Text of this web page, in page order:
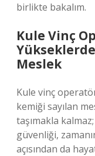
birlikte bakalım.
Kule Vinç
Meslek
Kule vinç
kemiği sayılan
taşımakla
güvenliği,
açısından da